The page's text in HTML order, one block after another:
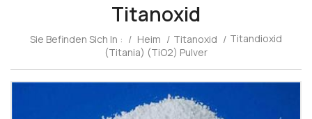
Titanoxid
Sie Befinden Sich In : / Heim / Titanoxid / Titandioxid
(Titania) (TiO2) Pulver